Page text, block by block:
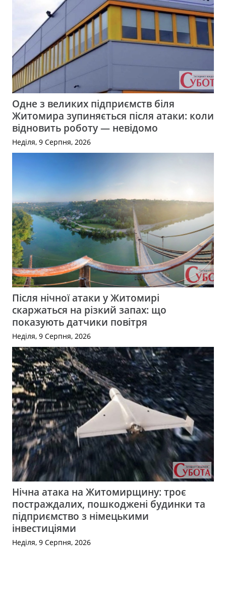
Одне з великих підприємств біля
Житомира зупиняється після атаки: коли
відновить роботу — невідомо
Неділя, 9 Серпня, 2026
Після нічної атаки у Житомирі
скаржаться на різкий запах: що
показують датчики повітря
Неділя, 9 Серпня, 2026
Нічна атака на Житомирщину: троє
постраждалих, пошкоджені будинки та
підприємство з німецькими
інвестиціями
Неділя, 9 Серпня, 2026